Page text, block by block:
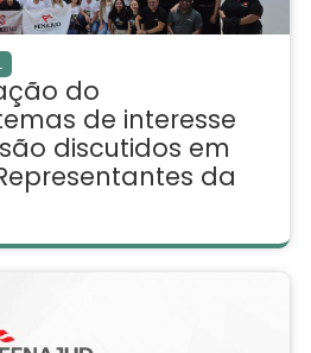
do
temas de interesse
discutidos em
da